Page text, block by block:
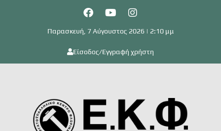
Παρασκευή, 7 Αύγουστος 2026 | 2:10 μμ
Είσοδος/Εγγραφή χρήστη